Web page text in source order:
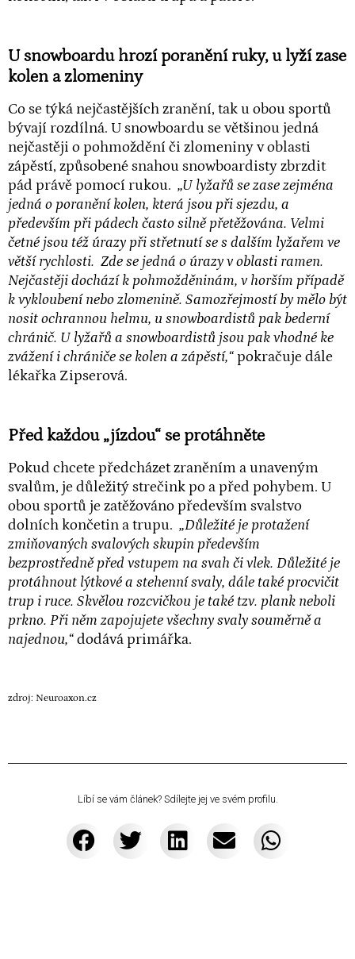
U snowboardu hrozí poranění ruky, u lyží zase
kolen a zlomeniny
Co se týká nejčastějších zranění, tak u obou sportů
bývají rozdílná. U snowboardu se většinou jedná
nejčastěji o pohmoždění či zlomeniny v oblasti
zápěstí, způsobené snahou snowboardisty zbrzdit
pád právě pomocí rukou. „U lyžařů se zase zejména
jedná o poranění kolen, která jsou při sjezdu, a
především při pádech často silně přetěžována. Velmi
četné jsou též úrazy při střetnutí se s dalším lyžařem ve
větší rychlosti. Zde se jedná o úrazy v oblasti ramen.
Nejčastěji dochází k pohmožděninám, v horším případě
k vykloubení nebo zlomenině. Samozřejmostí by mělo být
nosit ochrannou helmu, u snowboardistů pak bederní
chránič. U lyžařů a snowboardistů jsou pak vhodné ke
zvážení i chrániče se kolen a zápěstí,“pokračuje dále
lékařka Zipserová.
Před každou „jízdou“ se protáhněte
Pokud chcete předcházet zraněním a unaveným
svalům, je důležitý strečink po a před pohybem. U
obou sportů je zatěžováno především svalstvo
dolních končetin a trupu. „Důležité je protažení
zmiňovaných svalových skupin především
bezprostředně před vstupem na svah či vlek. Důležité je
protáhnout lýtkové a stehenní svaly, dále také procvičit
trup i ruce. Skvělou rozcvičkou je také tzv. plank neboli
prkno. Při něm zapojujete všechny svaly souměrně a
najednou,“dodává primářka.
zdroj: Neuroaxon.cz
Líbí se vám článek? Sdílejte jej ve svém profilu.